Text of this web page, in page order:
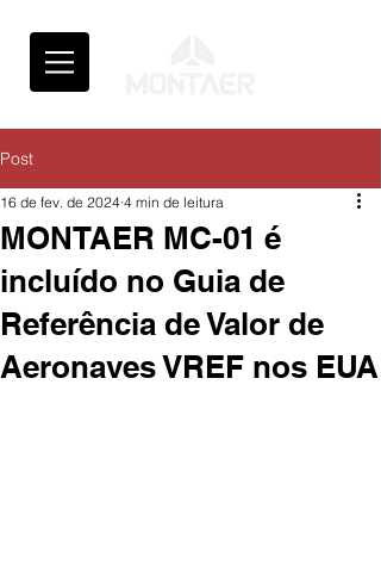
Post
MONTAER MC-01 é
incluído no Guia de
Referência de Valor de
Aeronaves VREF nos EUA
16 de fev. de 2024 4 min de leitura